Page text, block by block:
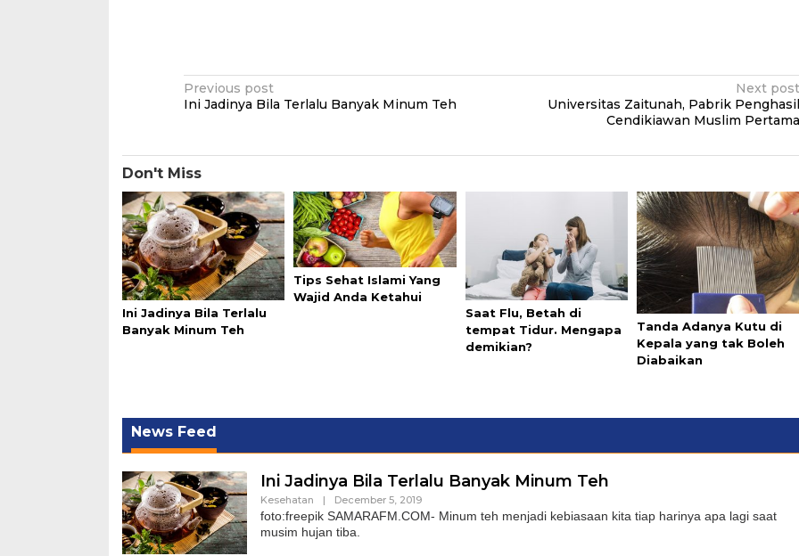
Post
navigation
Previous post
Ini Jadinya Bila Terlalu Banyak Minum Teh
Next post
Universitas Zaitunah, Pabrik Penghasil
Cendikiawan Muslim Pertama
Don't Miss
Ini Jadinya Bila Terlalu
Banyak Minum Teh
Tips Sehat Islami Yang
Wajid Anda Ketahui
Saat Flu, Betah di
tempat Tidur. Mengapa
demikian?
Tanda Adanya Kutu di
Kepala yang tak Boleh
Diabaikan
News Feed
Ini Jadinya Bila Terlalu Banyak Minum Teh
Kesehatan | December 5, 2019
foto:freepik SAMARAFM.COM- Minum teh menjadi kebiasaan kita tiap harinya apa lagi saat
musim hujan tiba.